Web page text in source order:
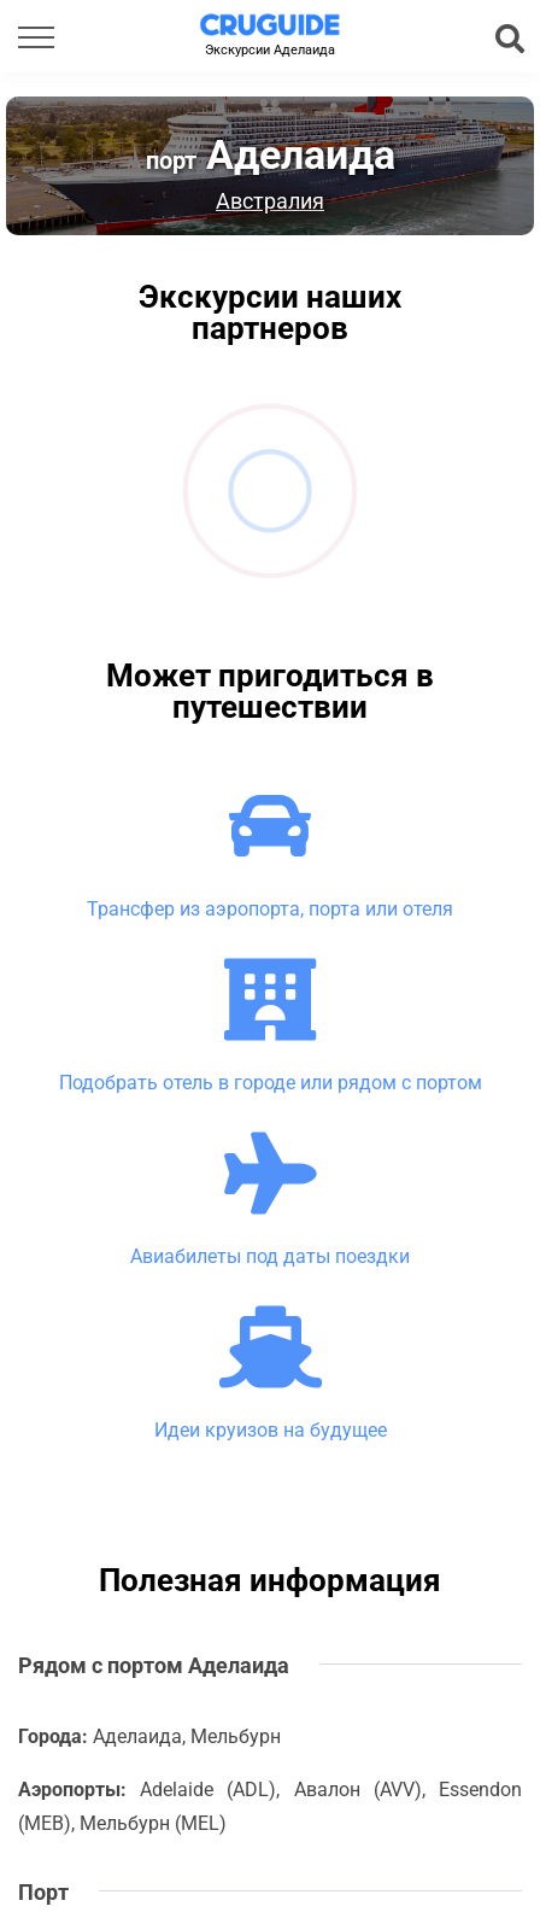
Экскурсии Аделаида
портАделаида
Австралия
Экскурсии наших
партнеров
Может пригодиться в
путешествии
Трансфер из аэропорта, порта или отеля
Подобрать отель в городе или рядом с портом
Авиабилеты под даты поездки
Идеи круизов на будущее
Полезная информация
Рядом с портом Аделаида
Города: Аделаида, Мельбурн
Аэропорты: Adelaide (ADL), Авалон (AVV), Essendon
(MEB), Мельбурн (MEL)
Порт